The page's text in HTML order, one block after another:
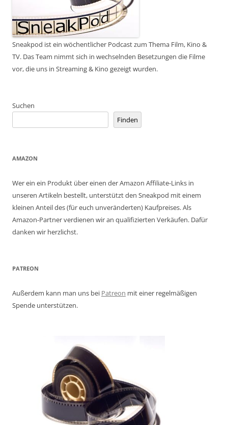
Sneakpod ist ein wöchentlicher Podcast zum Thema Film, Kino &
TV. Das Team nimmt sich in wechselnden Besetzungen die Filme
vor, die uns in Streaming & Kino gezeigt wurden.
Suchen
Finden
AMAZON
Wer ein ein Produkt über einen der Amazon Affiliate-Links in
unseren Artikeln bestellt, unterstützt den Sneakpod mit einem
kleinen Anteil des (für euch unveränderten) Kaufpreises. Als
Amazon-Partner verdienen wir an qualifizierten Verkäufen. Dafür
danken wir herzlichst.
PATREON
Außerdem kann man uns bei Patreon mit einer regelmäßigen
Spende unterstützen.